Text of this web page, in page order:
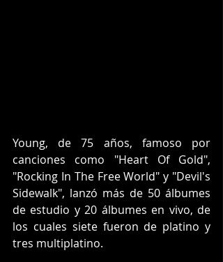
Young, de 75 años, famoso por
canciones como "Heart Of Gold",
"Rocking In The Free World" y "Devil's
Sidewalk", lanzó más de 50 álbumes
de estudio y 20 álbumes en vivo, de
los cuales siete fueron de platino y
tres multiplatino.